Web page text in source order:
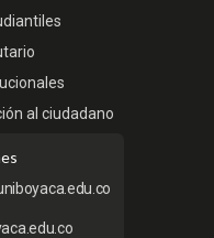
al ciudadano